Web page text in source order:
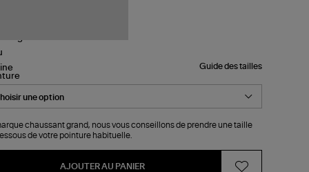
Guide des tailles
chaussant grand, nous vous conseillons de prendre une taille
de votre pointure habituelle.
AJOUTER AU PANIER